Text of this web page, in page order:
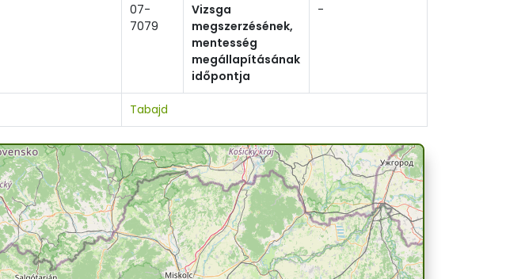
07-
7079
Vizsga
megszerzésének,
mentesség
megállapításának
időpontja
-
Tabajd